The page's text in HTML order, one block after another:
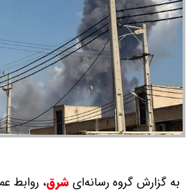
به گزارش گروه رسانه‌ایشرق، روابط